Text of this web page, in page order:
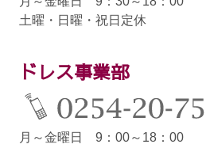
土曜・日曜・祝日定休
ドレス事業部
月～金曜日 9：00～18：00